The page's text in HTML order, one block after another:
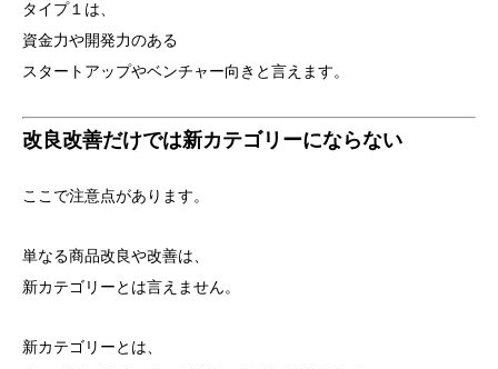
タイプ１は、
資金力や開発力のある
スタートアップやベンチャー向きと言えます。
改良改善だけでは新カテゴリーにならない
ここで注意点があります。
単なる商品改良や改善は、
新カテゴリーとは言えません。
新カテゴリーとは、